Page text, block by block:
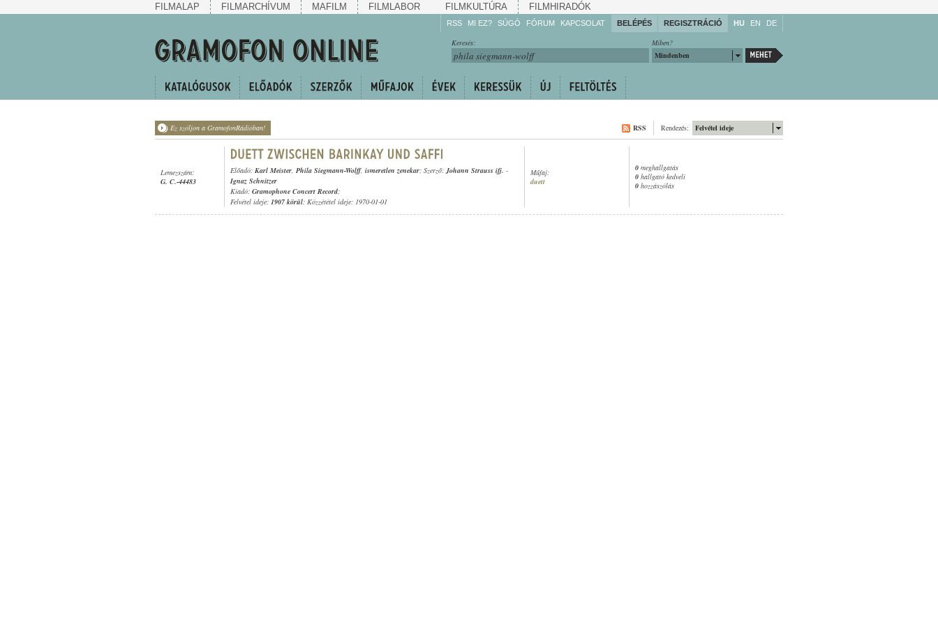
FILMALAP FILMARCHÍVUM MAFILM FILMLABOR FILMKULTÚRA FILMHIRADÓK
RSS MI EZ? SÚGÓ
Gyarapítsa!
Kövesse!
FÓRUM KAPCSOLAT BELÉPÉS REGISZTRÁCIÓ HU EN DE
Miben?
Mindenben
Keresés:
Ez szóljon a GramofonRádióban! Felvétel ideje
Rendezés:
RSS
Lemezszám:
G. C.-44483
Előadó: Karl Meister, Phila Siegmann-Wolff, ismeretlen zenekar; Szerző:Johann Strauss ifj. -
Ignaz Schnitzer
Kiadó: Gramophone Concert Record;
Felvétel ideje: 1907 körül; Közzététel ideje: 1970-01-01
Műfaj:
duett
0 meghallgatás
0 hallgató kedveli
0 hozzászólás